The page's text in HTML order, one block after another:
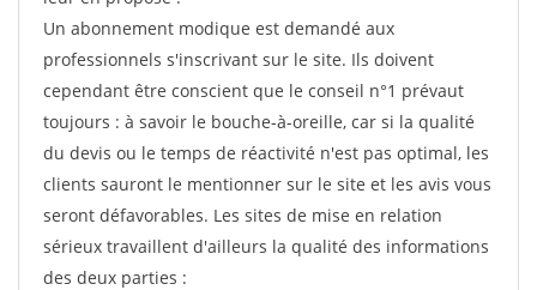
Un abonnement modique est demandé aux
professionnels s'inscrivant sur le site. Ils doivent
cependant être conscient que le conseil n°1 prévaut
toujours : à savoir le bouche-à-oreille, car si la qualité
du devis ou le temps de réactivité n'est pas optimal, les
clients sauront le mentionner sur le site et les avis vous
seront défavorables. Les sites de mise en relation
sérieux travaillent d'ailleurs la qualité des informations
des deux parties :